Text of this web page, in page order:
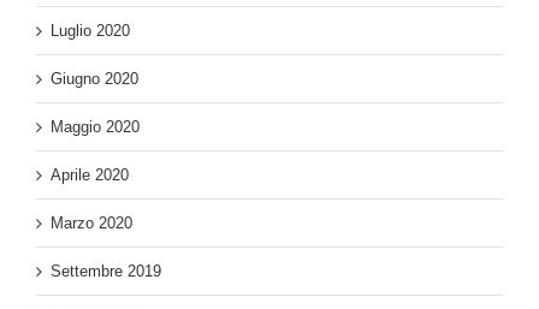
Luglio 2020
Giugno 2020
Maggio 2020
Aprile 2020
Marzo 2020
Settembre 2019